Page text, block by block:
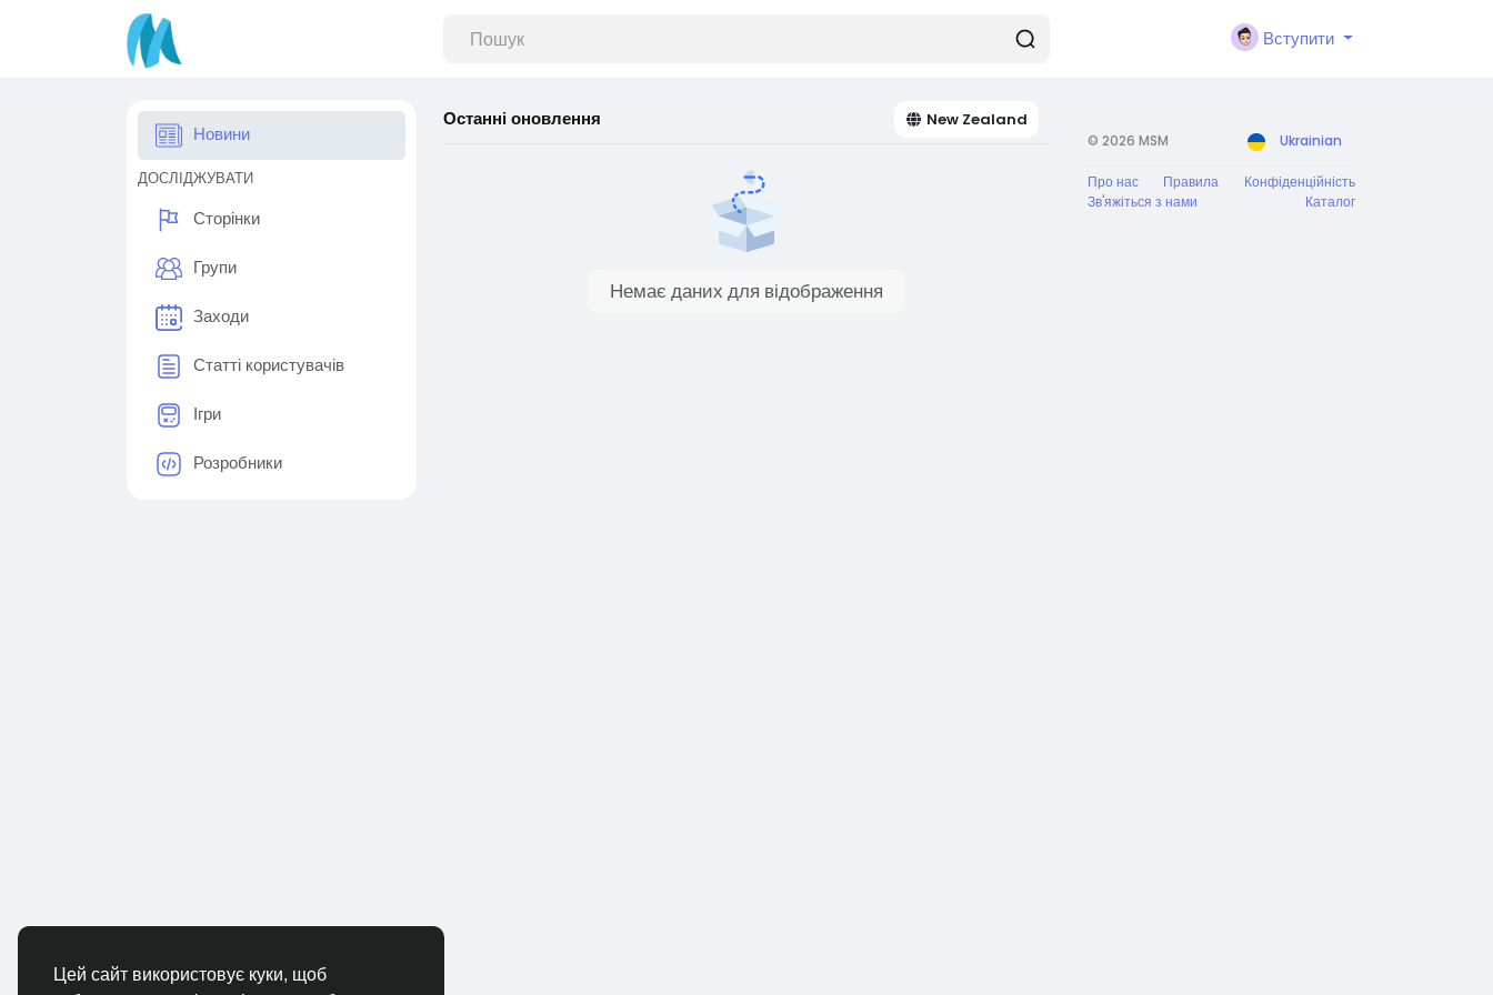
Цей сайт використовує куки, щоб
Вступити
Новини
ДОСЛІДЖУВАТИ
Сторінки
Групи
Заходи
Статті користувачів
Ігри
Розробники
Останні оновлення New Zealand
Немає даних для відображення
© 2026 MSM Ukrainian
Про нас Правила
Конфіденційність
Зв'яжіться з нами
Каталог